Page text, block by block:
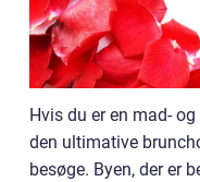
Hvis du er en mad-
den ultimative
besøge. Byen, der er